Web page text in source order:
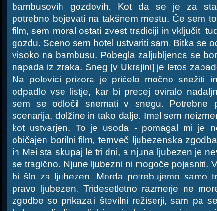
bambusovih gozdovih. Kot da se je za
potrebno bojevati na takšnem mestu. Če sem
film, sem moral ostati zvest tradiciji in vključiti
gozdu. Sceno sem hotel ustvariti sam. Bitka se
visoko na bambusu. Pobegla zaljubljenca se
napada iz zraka. Sneg [v Ukrajini] je letos
Na polovici prizora je pričelo močno snežiti
odpadlo vse listje, kar bi precej oviralo
sem se odločil snemati v snegu. Potrebne
scenarija, dolžine in tako dalje. Imel sem
kot ustvarjen. To je usoda - pomagal mi je
običajen borilni film, temveč ljubezenska
in Mei sta skupaj le tri dni, a njuna ljubezen je
se tragično. Njune ljubezni ni mogoče pojasniti.
bi šlo za ljubezen. Morda potrebujemo samo
pravo ljubezen. Tridesetletno razmerje ne
zgodbe so prikazali številni režiserji, sam pa